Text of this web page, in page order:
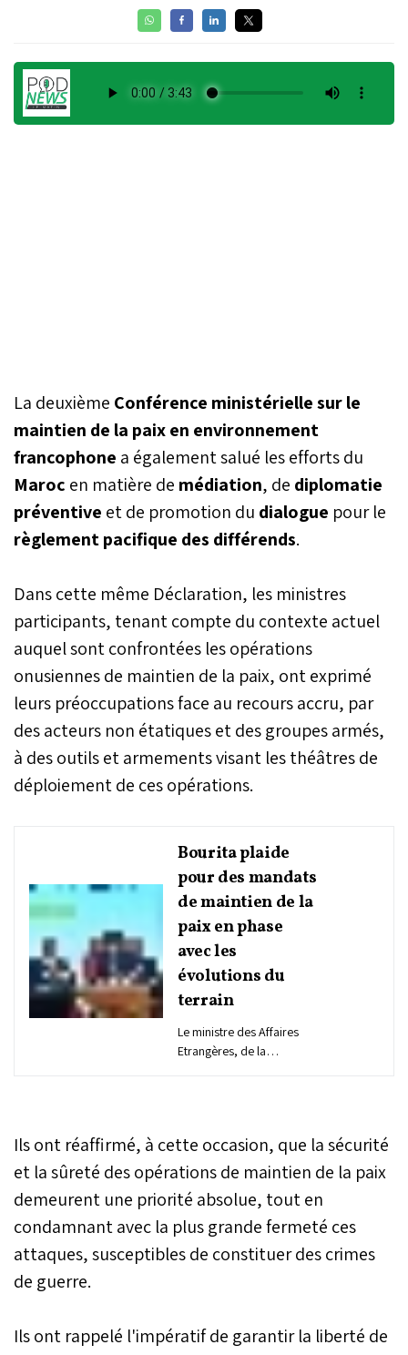
La deuxième Conférence ministérielle sur le
maintien de la paix en environnement
francophone a également salué les efforts du
Maroc en matière de médiation, de diplomatie
préventive et de promotion du dialogue pour le
règlement pacifique des différends.
Dans cette même Déclaration, les ministres
participants, tenant compte du contexte actuel
auquel sont confrontées les opérations
onusiennes de maintien de la paix, ont exprimé
leurs préoccupations face au recours accru, par
des acteurs non étatiques et des groupes armés,
à des outils et armements visant les théâtres de
déploiement de ces opérations.
Bourita plaide
pour des mandats
de maintien de la
paix en phase
avec les
évolutions du
terrain
Le ministre des Affaires
Etrangères, de la
Rabat, pour des mandats
onusiens de maintien de la
évolutions du terrain,
faute de quoi ils risquent
de se transformer en
instruments de statu quo,
Ils ont réaffirmé, à cette occasion, que la sécurité
et la sûreté des opérations de maintien de la paix
demeurent une priorité absolue, tout en
condamnant avec la plus grande fermeté ces
attaques, susceptibles de constituer des crimes
de guerre.
Ils ont rappelé l'impératif de garantir la liberté de